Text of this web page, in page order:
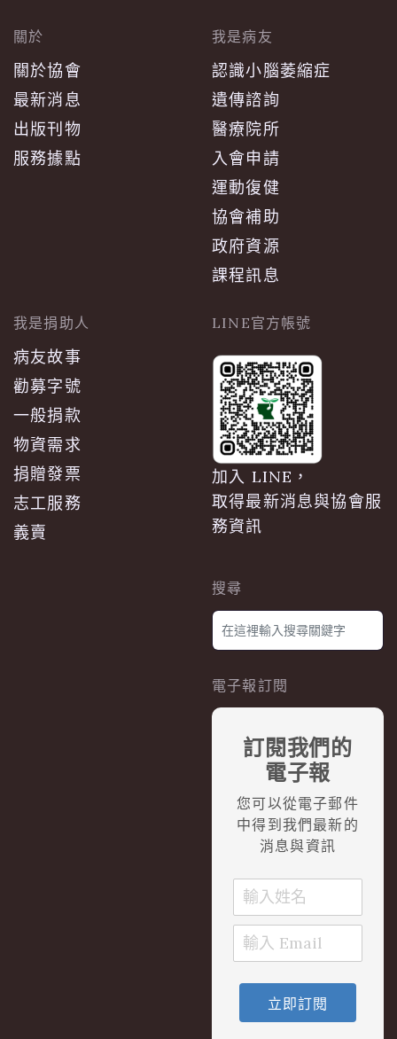
關於
關於協會
最新消息
出版刊物
服務據點
我是病友
認識小腦萎縮症
遺傳諮詢
醫療院所
入會申請
運動復健
協會補助
政府資源
課程訊息
我是捐助人
病友故事
勸募字號
一般捐款
物資需求
捐贈發票
志工服務
義賣
LINE官方帳號
加入 LINE，
取得最新消息與協會服
務資訊
搜尋
電子報訂閱
訂閱我們的
電子報
您可以從電子郵件
中得到我們最新的
消息與資訊
立即訂閱